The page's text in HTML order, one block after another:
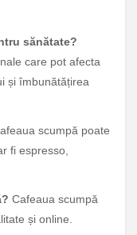
sănătate?
care pot afecta
și îmbunătățirea
scumpă poate
fi espresso,
Cafeaua scumpă
și online.